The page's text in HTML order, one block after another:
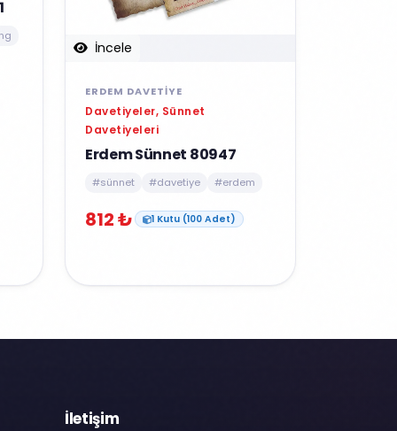
İncele
ERDEM DAVETIYE
Davetiyeler, Sünnet
Davetiyeleri
Erdem Sünnet 80947
#sünnet #davetiye #erdem
812 ₺ 1 Kutu (100 Adet)
İletişim